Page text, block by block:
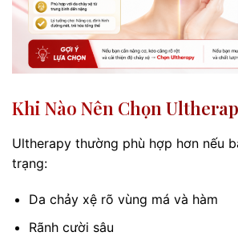
Khi Nào Nên Chọn
Ultherapy thường phù hợp hơn nếu
trạng:
Da chảy xệ rõ vùng má và hàm
Rãnh cười sâu